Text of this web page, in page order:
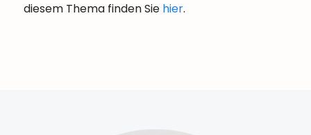
diesem Thema finden Sie hier.